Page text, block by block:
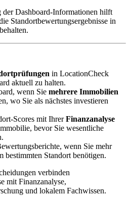
Dashboard-Informationen hilft
Standortbewertungsergebnisse in
in LocationCheck
aktuell zu halten.
wenn Sie mehrere Immobilien
wo Sie als nächstes investieren
Scores mit IhrerFinanzanalyse
bevor Sie wesentliche
wenn Sie mehr
bestimmten Standort benötigen.
verbinden
mit Finanzanalyse,
und lokalem Fachwissen.